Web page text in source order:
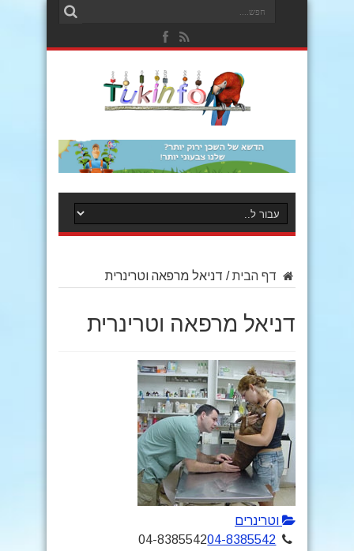
דף הבית / דניאל מרפאה וטרינרית
דניאל מרפאה וטרינרית
וטרינרים
04-838554204-8385542